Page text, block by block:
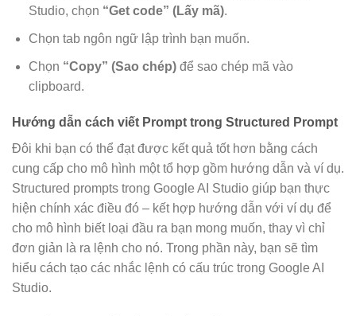
Studio, chọn “Get code” (Lấy mã).
Chọn tab ngôn ngữ lập trình bạn muốn.
Chọn “Copy” (Sao chép)để sao chép mã vào
clipboard.
Hướng dẫn cách viết Prompt trong Structured Prompt
Đôi khi bạn có thể đạt được kết quả tốt hơn bằng cách
cung cấp cho mô hình một tổ hợp gồm hướng dẫn và ví dụ.
Structured prompts trong Google AI Studio giúp bạn thực
hiện chính xác điều đó – kết hợp hướng dẫn với ví dụ để
cho mô hình biết loại đầu ra bạn mong muốn, thay vì chỉ
đơn giản là ra lệnh cho nó. Trong phần này, bạn sẽ tìm
hiểu cách tạo các nhắc lệnh có cấu trúc trong Google AI
Studio.